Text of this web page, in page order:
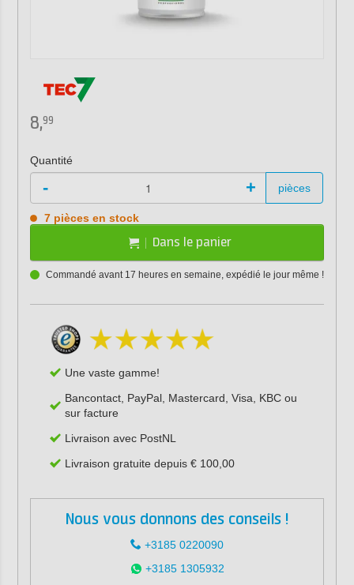
8,99
Quantité
- + pièces
7 pièces en stock
Dans le panier
Commandé avant 17 heures en semaine, expédié le jour même !
Une vaste gamme!
Bancontact, PayPal, Mastercard, Visa, KBC ou
sur facture
Livraison avec PostNL
Livraison gratuite depuis € 100,00
Nous vous donnons des conseils !
+3185 0220090
+3185 1305932